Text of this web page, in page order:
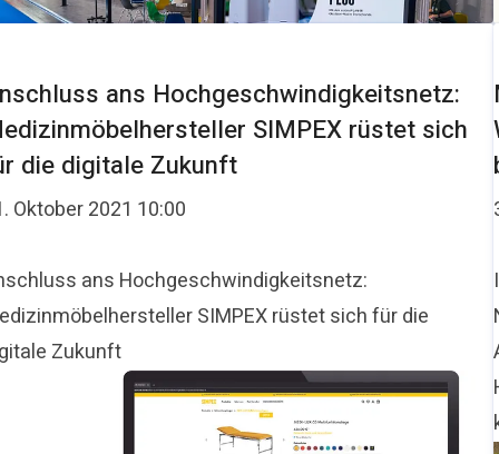
ans Hochgeschwindigkeitsnetz:
SIMPEX rüstet sich
die digitale Zukunft
Oktober 2021 10:00
ans Hochgeschwindigkeitsnetz:
SIMPEX rüstet sich für die
Zukunft